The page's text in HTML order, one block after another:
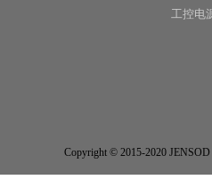
工控电
Copyright © 2015-2020